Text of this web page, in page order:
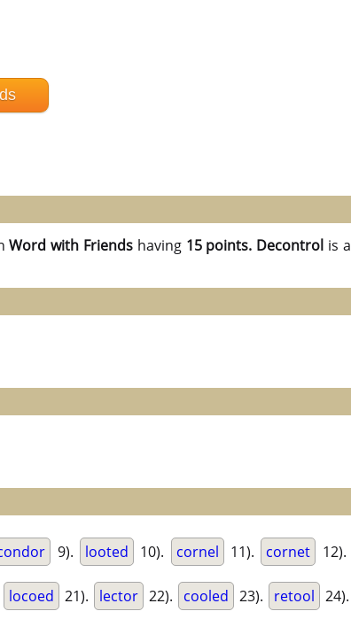
Word with Friends having 15 points. Decontrol is a
9). looted 10). cornel 11). cornet 12).
locoed 21). lector 22). cooled 23). retool 24).